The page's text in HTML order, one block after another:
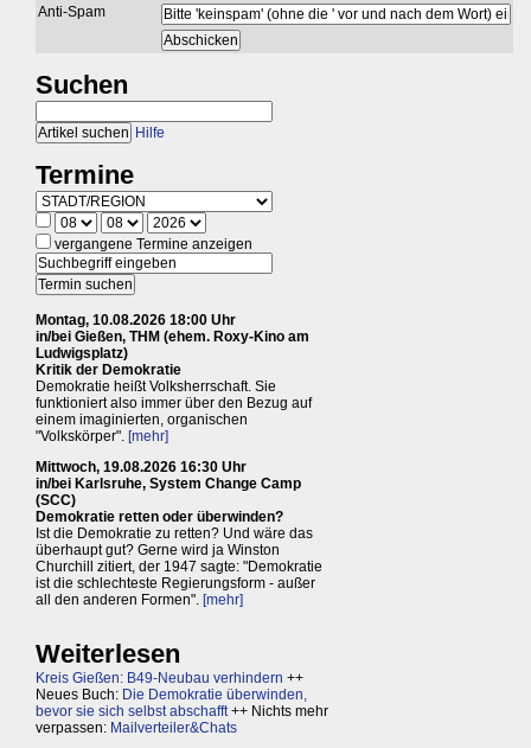
Anti-Spam
Suchen
Hilfe
Termine
vergangene Termine anzeigen
Montag, 10.08.2026 18:00 Uhr
in/bei Gießen, THM (ehem. Roxy-Kino am
Ludwigsplatz)
Kritik der Demokratie
Demokratie heißt Volksherrschaft. Sie
funktioniert also immer über den Bezug auf
einem imaginierten, organischen
"Volkskörper". [mehr]
Mittwoch, 19.08.2026 16:30 Uhr
in/bei Karlsruhe, System Change Camp
(SCC)
Demokratie retten oder überwinden?
Ist die Demokratie zu retten? Und wäre das
überhaupt gut? Gerne wird ja Winston
Churchill zitiert, der 1947 sagte: "Demokratie
ist die schlechteste Regierungsform - außer
all den anderen Formen". [mehr]
Weiterlesen
Kreis Gießen: B49-Neubau verhindern ++
Neues Buch: Die Demokratie überwinden,
bevor sie sich selbst abschafft++ Nichts mehr
verpassen: Mailverteiler&Chats